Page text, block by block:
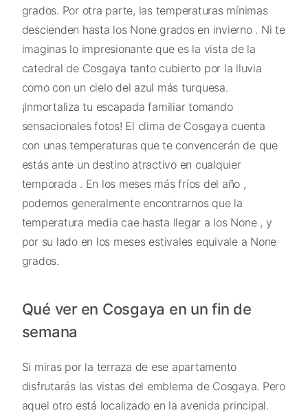
grados. Por otra parte, las temperaturas mínimas
descienden hasta los None grados en invierno . Ni te
imaginas lo impresionante que es la vista de la
catedral de Cosgaya tanto cubierto por la lluvia
como con un cielo del azul más turquesa.
¡Inmortaliza tu escapada familiar tomando
sensacionales fotos! El clima de Cosgaya cuenta
con unas temperaturas que te convencerán de que
estás ante un destino atractivo en cualquier
temporada . En los meses más fríos del año ,
podemos generalmente encontrarnos que la
temperatura media cae hasta llegar a los None , y
por su lado en los meses estivales equivale a None
grados.
Qué ver en Cosgaya en un fin de
semana
Si miras por la terraza de ese apartamento
disfrutarás las vistas del emblema de Cosgaya. Pero
aquel otro está localizado en la avenida principal.